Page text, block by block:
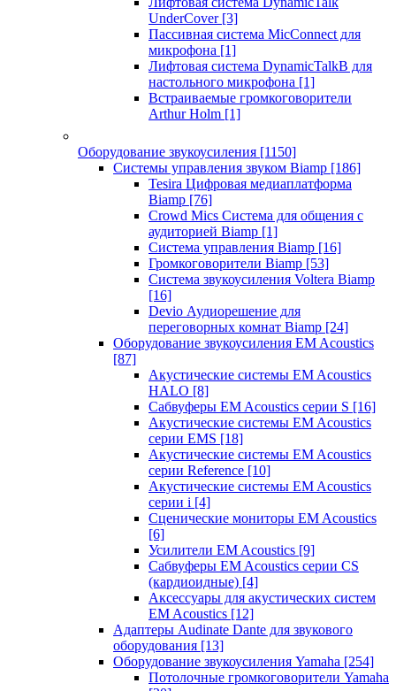
UnderCover [3]
Пассивная система MicConnect для
микрофона [1]
Лифтовая система DynamicTalkB для
настольного микрофона [1]
Встраиваемые громкоговорители
Arthur Holm [1]
Оборудование звукоусиления [1150]
Системы управления звуком Biamp [186]
Tesira Цифровая медиаплатформа
Biamp [76]
Crowd Mics Система для общения с
аудиторией Biamp [1]
Система управления Biamp [16]
Громкоговорители Biamp [53]
Система звукоусиления Voltera Biamp
[16]
Devio Аудиорешение для
переговорных комнат Biamp [24]
Оборудование звукоусиления EM Acoustics
[87]
Акустические системы EM Acoustics
HALO [8]
Сабвуферы EM Acoustics серии S [16]
Акустические системы EM Acoustics
серии EMS [18]
Акустические системы EM Acoustics
серии Reference [10]
Акустические системы EM Acoustics
серии i [4]
Сценические мониторы EM Acoustics
[6]
Усилители EM Acoustics [9]
Сабвуферы EM Acoustics серии CS
(кардиоидные) [4]
Аксессуары для акустических систем
EM Acoustics [12]
Адаптеры Audinate Dante для звукового
оборудования [13]
Оборудование звукоусиления Yamaha [254]
Потолочные громкоговорители Yamaha